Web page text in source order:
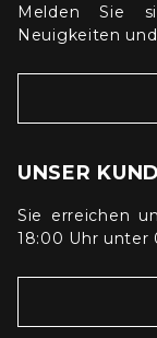
Melden Sie
Neuigkeiten
UNSER
Sie erreichen
18:00 Uhr unter